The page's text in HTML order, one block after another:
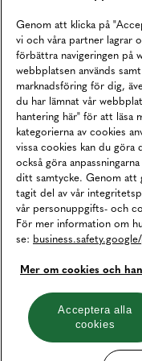
Köpvillkor
Karriär
Vårt Ansvar
Våra Tjänster
Press
Studentrabatt
B2B
Tillgänglighetsredogörelse
Betalningar
Cookies
Hantera cookies
Genom att klicka på
vi och våra partner lagrar
förbättra navigeringen på
webbplatsen används
marknadsföring för dig,
du har lämnat vår
hantering här" för att läsa
kategorierna av cookies
vissa cookies kan du göra
också göra
ditt samtycke. Genom att
tagit del av vår
vår personuppgifts- och
För mer information om
se:
Mer om cookies och
Acceptera alla
cookies